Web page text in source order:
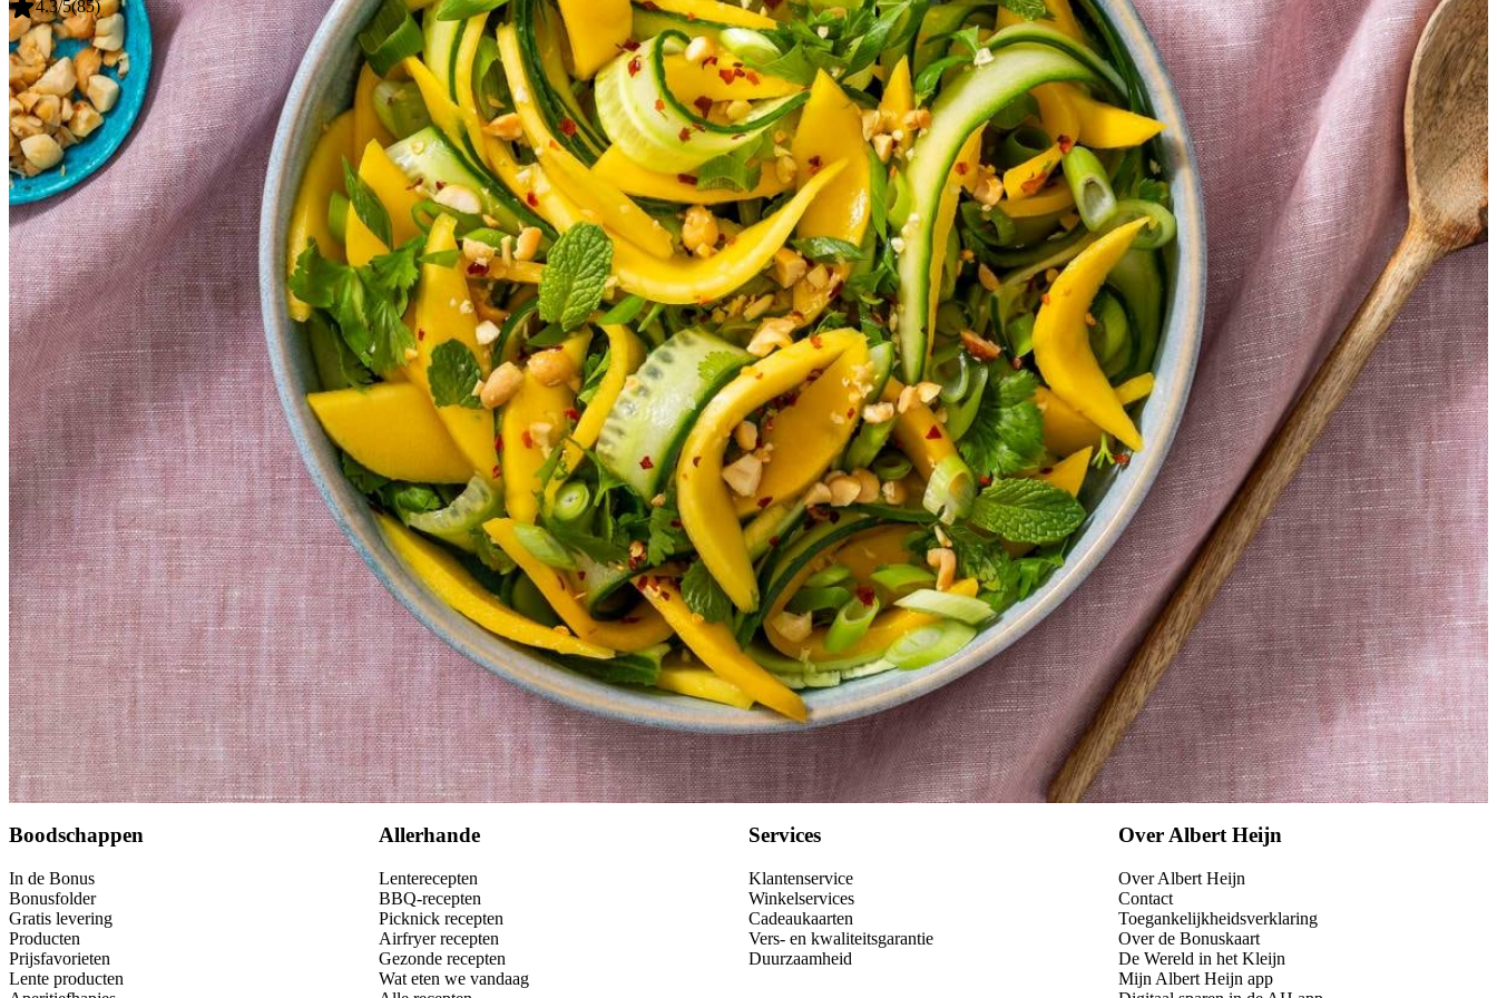
4.3/5(85)
½ tlchilivlokken
1komkommer
2mango's
3bosuien
15 gverse munt
15 gverse koriander
75 ggezouten pinda's
Kies producten
Wat vond je van dit recept?
Boodschappen
In de Bonus
Bonusfolder
Gratis levering
Producten
Prijsfavorieten
Lente producten
Allerhande
Lenterecepten
BBQ-recepten
Picknick recepten
Airfryer recepten
Gezonde recepten
Wat eten we vandaag
Services
Klantenservice
Winkelservices
Cadeaukaarten
Vers- en kwaliteitsgarantie
Duurzaamheid
Over Albert Heijn
Over Albert Heijn
Contact
Toegankelijkheidsverklaring
Over de Bonuskaart
De Wereld in het Kleijn
Mijn Albert Heijn app